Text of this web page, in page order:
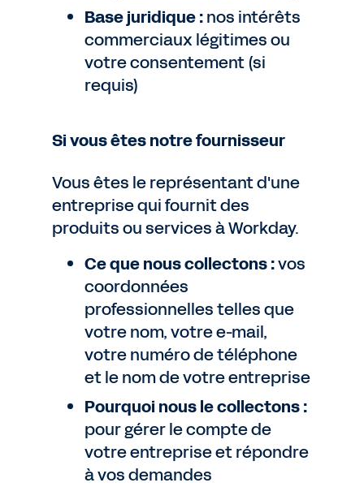
Base juridique :nos intérêts
commerciaux légitimes ou
votre consentement (si
requis)
Si vous êtes notre fournisseur
Vous êtes le représentant d'une
entreprise qui fournit des
produits ou services à Workday.
Ce que nous collectons :vos
coordonnées
professionnelles telles que
votre nom, votre e-mail,
votre numéro de téléphone
et le nom de votre entreprise
Pourquoi nous le collectons :
pour gérer le compte de
votre entreprise et répondre
à vos demandes